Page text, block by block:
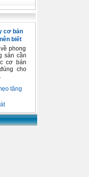
cơ bản
biết
phong
sản cần
cơ bản
cho
tăng